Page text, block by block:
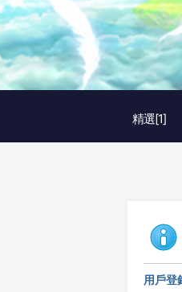
精選[1]
用戶登